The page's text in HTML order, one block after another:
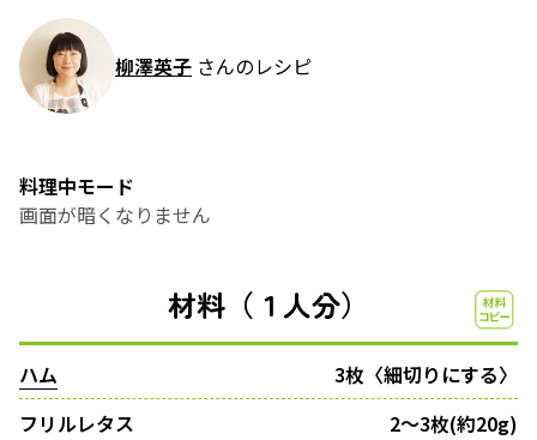
柳澤英子 さんのレシピ
料理中モード
画面が暗くなりません
材料（１人分）
ハム
3枚〈細切りにする〉
フリルレタス
2～3枚(約20g)